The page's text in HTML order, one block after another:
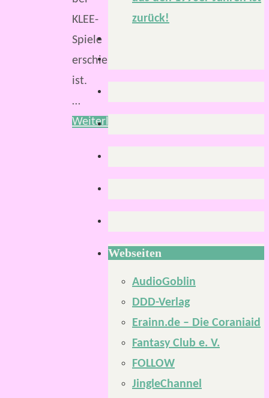
KLEE-
Spiele
erschienen
ist.
…
Weiterlesen
zurück!
Webseiten
AudioGoblin
DDD-Verlag
Erainn.de – Die Coraniaid
Fantasy Club e. V.
FOLLOW
JingleChannel